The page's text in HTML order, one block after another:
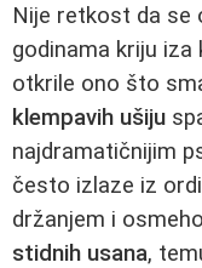
Nije retkost da se
godinama kriju
otkrile ono što
klempavih ušiju
najdramatičnijim
često izlaze iz
držanjem i
stidnih usana,